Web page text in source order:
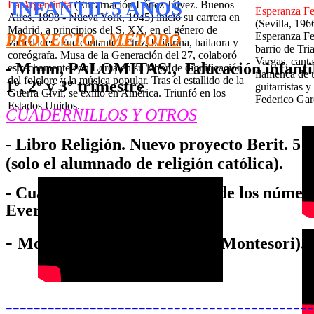
La Argentinita(Encarnación López Júlvez. Buenos
Aires, 1898 - Nueva York, 1945) inició su carrera en
Madrid, a principios del S. XX, en el género de
variedades. Fue cantante, actriz, bailarina, bailaora y
coreógrafa. Musa de la Generación del 27, colaboró
estrechamente con Lorca en su labor de dignificación
del folclore y la música popular. Tras el estallido de la
Guerra Civil, se exilió en América. Triunfó en los
Estados Unidos.
Esperanza
(Sevilla,
Esperanza
barrio de
Vargas,
flamenca de
guitarristas
Federico
INFANTIL 5 AÑOS
PROYECTO - MÉTODO
- Mmm, PALOMITAS!, Educación
1º, 2º y 3º trimestre
CUADERNILLOS Y OTROS
- Libro Religión. Nuevo proyecto Berit. 5
(solo el alumnado de religión católica).
- Cuadernillos. "La aventura de los
Everest.
- Molalaletra. Nivel 3. (pauta Montesori).